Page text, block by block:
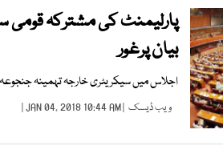
پارلیمنٹ کی مشترکہ
بیان پرغور
اجلاس میں سیکریٹری خارجہ تہمینہ
ویب ڈیسک | JAN 04, 2018 10:44 AM |